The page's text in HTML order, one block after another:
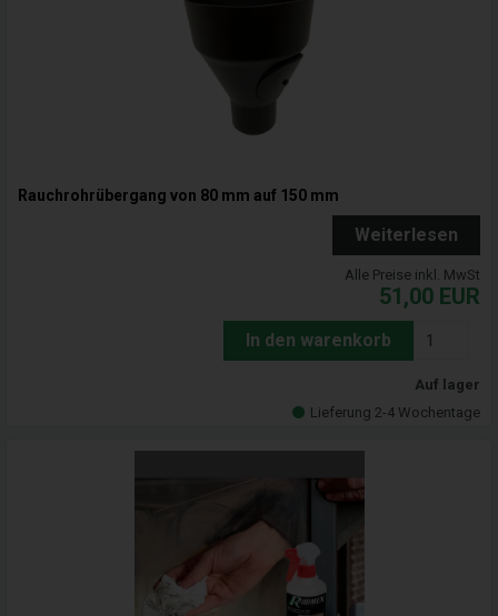
Rauchrohrübergang von 80 mm auf 150 mm
Weiterlesen
Alle Preise inkl. MwSt
51,00 EUR
In den warenkorb
Auf lager
Lieferung 2-4 Wochentage